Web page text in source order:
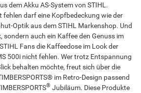
dem Akku AS-System von STIHL.
fehlen darf eine Kopfbedeckung wie der
Optik aus dem STIHL Markenshop. Und
sondern auch ein Kaffee den Genuss im
Fans die Kaffeedose im Look der
500i nicht fehlen. Wer trotz Entspannung
behalten möchte, freut sich über die
im Retro-Design passend
® Jubiläum. Diese Produkte